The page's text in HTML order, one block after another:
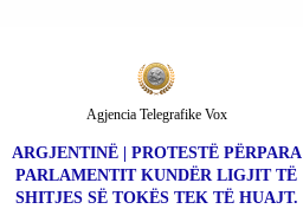
ARGJENTINË | PROTESTË PËRPARA
PARLAMENTIT KUNDËR LIGJIT TË
SHITJES SË TOKËS TEK TË HUAJT.
Agjencia Telegrafike Vox